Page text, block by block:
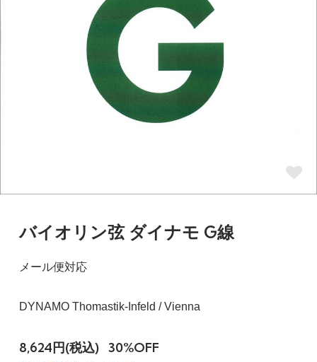
バイオリン弦 ダイナモ G線
メール便対応
DYNAMO Thomastik-Infeld / Vienna
8,624円(税込) 30%OFF